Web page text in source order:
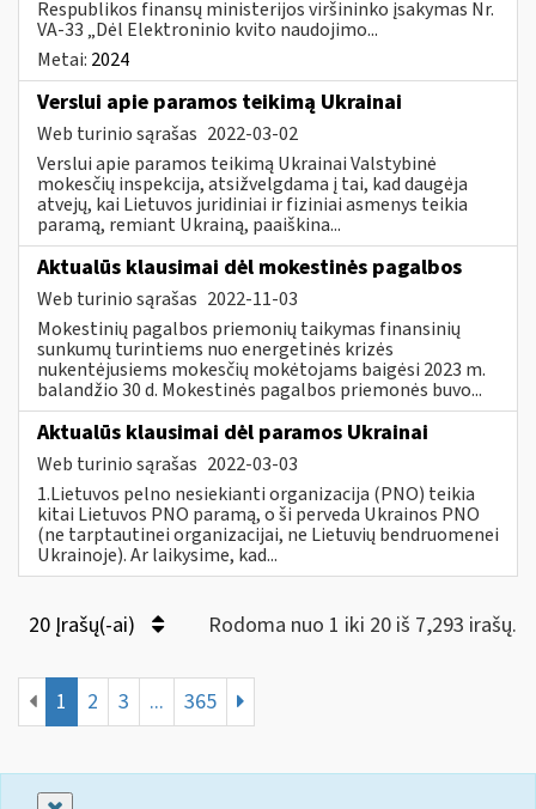
Respublikos finansų ministerijos viršininko įsakymas Nr.
VA-33 „Dėl Elektroninio kvito naudojimo...
Metai: 2024
Verslui apie paramos teikimą Ukrainai
Web turinio sąrašas 2022-03-02
Verslui apie paramos teikimą Ukrainai Valstybinė
mokesčių inspekcija, atsižvelgdama į tai, kad daugėja
atvejų, kai Lietuvos juridiniai ir fiziniai asmenys teikia
paramą, remiant Ukrainą, paaiškina...
Aktualūs klausimai dėl mokestinės pagalbos
Web turinio sąrašas 2022-11-03
Mokestinių pagalbos priemonių taikymas finansinių
sunkumų turintiems nuo energetinės krizės
nukentėjusiems mokesčių mokėtojams baigėsi 2023 m.
balandžio 30 d. Mokestinės pagalbos priemonės buvo...
Aktualūs klausimai dėl paramos Ukrainai
Web turinio sąrašas 2022-03-03
1.Lietuvos pelno nesiekianti organizacija (PNO) teikia
kitai Lietuvos PNO paramą, o ši perveda Ukrainos PNO
(ne tarptautinei organizacijai, ne Lietuvių bendruomenei
Ukrainoje). Ar laikysime, kad...
20 Įrašų(-ai) Rodoma nuo 1 iki 20 iš 7,293 irašų.
1 2 3 ... 365